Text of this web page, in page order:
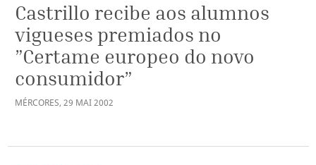
Castrillo recibe aos alumnos
vigueses premiados no
”Certame europeo do novo
consumidor”
MÉRCORES, 29 MAI2002